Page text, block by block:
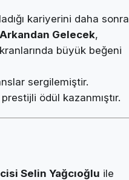
kariyerini daha sonra
Gelecek,
büyük beğeni
sergilemiştir.
ödül kazanmıştır.
Selin Yağcıoğlu ile